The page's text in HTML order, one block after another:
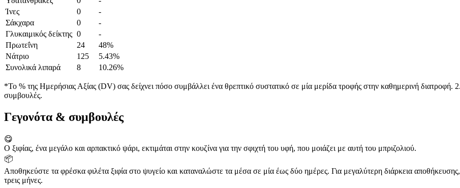
Ίνες
0
-
Σάκχαρα
0
-
Γλυκαιμικός δείκτης 0
-
Πρωτεΐνη
24
48%
Νάτριο
125
5.43%
Συνολικά λιπαρά
8 10.26%
*Το % της Ημερήσιας Αξίας (DV) σας δείχνει πόσο συμβάλλει ένα θρεπτικό συστατικό σε μία μερίδα τροφής στην καθημερινή διατροφή.
συμβουλές.
Γεγονότα & συμβουλές
😋
Ο ξιφίας, ένα μεγάλο και αρπακτικό ψάρι, εκτιμάται στην κουζίνα για την σφιχτή του υφή, που μοιάζει με αυτή του μπριζολιού.
📦
Αποθηκεύστε τα φρέσκα φιλέτα ξιφία στο ψυγείο και καταναλώστε τα μέσα σε μία έως δύο ημέρες. Για μεγαλύτερη διάρκεια
τρεις μήνες.